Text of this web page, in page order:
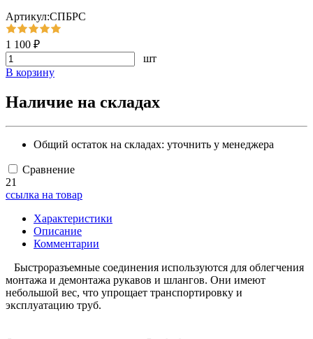
Артикул:СПБРС
1 100 ₽
шт
В корзину
Наличие на складах
Общий остаток на складах: уточнить у менеджера
Сравнение
21
ссылка на товар
Характеристики
Описание
Комментарии
Быстроразъемные соединения используются для облегчения
монтажа и демонтажа рукавов и шлангов. Они имеют
небольшой вес, что упрощает транспортировку и
эксплуатацию труб.